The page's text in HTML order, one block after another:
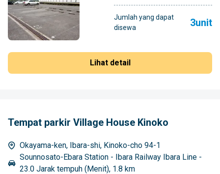
Jumlah yang dapat
disewa
3unit
Lihat detail
Tempat parkir Village House Kinoko
Okayama-ken, Ibara-shi, Kinoko-cho 94-1
Sounnosato-Ebara Station - Ibara Railway Ibara Line -
23.0 Jarak tempuh (Menit), 1.8 km